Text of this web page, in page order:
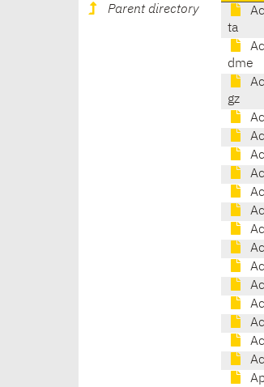
Parent directory
ta
dme
gz